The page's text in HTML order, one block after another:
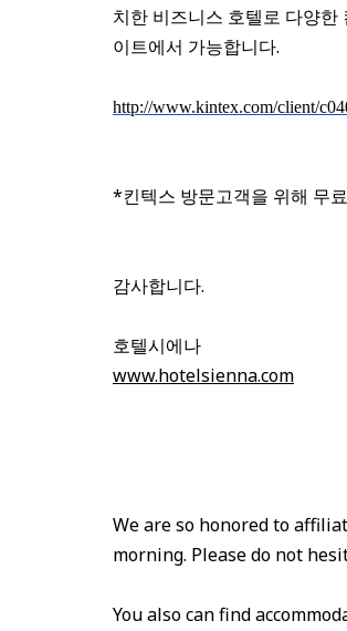
치한 비즈니스 호텔로 다양
이트에서 가능합니다.
http://www.kintex.com/client/
*킨텍스 방문고객을 위해 무
감사합니다.
호텔시에나
www.hotelsienna.com
We are so honored to
morning. Please do not
You also can find